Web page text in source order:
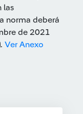
las
norma deberá
de 2021
Ver Anexo